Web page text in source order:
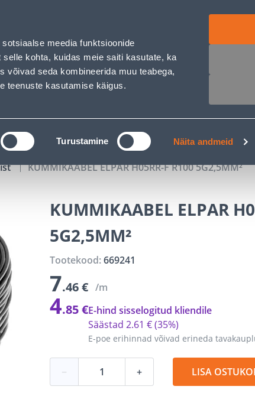
meedia funktsioonide
kohta, kuidas meie saiti kasutate, ka
võivad seda kombineerida muu teabega,
teenuste kasutamise käigus.
Turustamine Näita andmeid
Logi sisse
JÄRELMAKS
KUMMIKAABEL ELPAR H05RR-F R100 5G2,5MM²
KUMMIKAABEL ELPAR
5G2,5MM²
Tootekood:669241
7.46 € /m
4.85 €
E-poe erihinnad võivad erineda
Säästad 2.61 €(35%)
E-hind sisselogitud kliendile
− + LISA